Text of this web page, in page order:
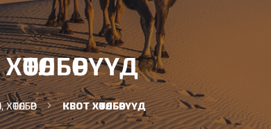
ХӨТӨЛБӨР КВОТ ХӨТӨЛБӨРҮҮД